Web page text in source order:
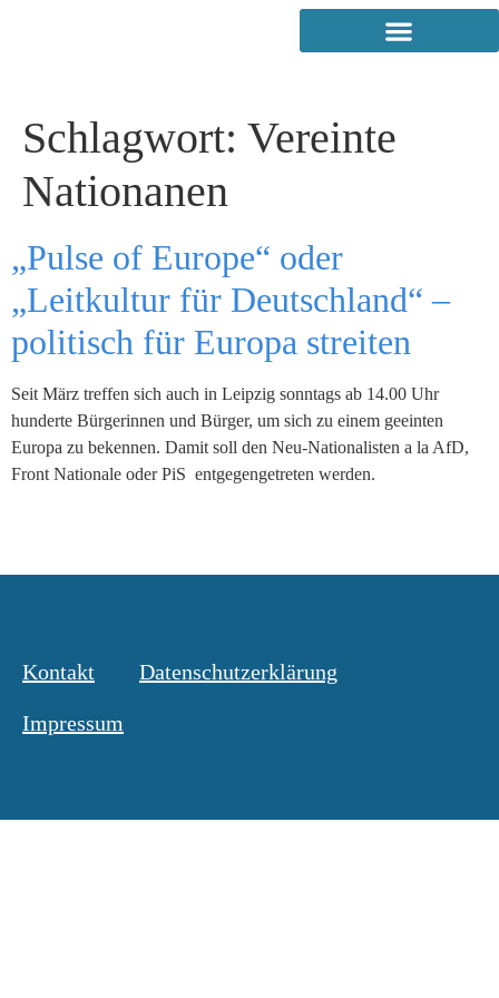
Schlagwort: Vereinte
Nationanen
„Pulse of Europe“ oder
„Leitkultur für Deutschland“ –
politisch für Europa streiten
Seit März treffen sich auch in Leipzig sonntags ab 14.00 Uhr
hunderte Bürgerinnen und Bürger, um sich zu einem geeinten
Europa zu bekennen. Damit soll den Neu-Nationalisten a la AfD,
Front Nationale oder PiS entgegengetreten werden.
Kontakt Datenschutzerklärung
Impressum